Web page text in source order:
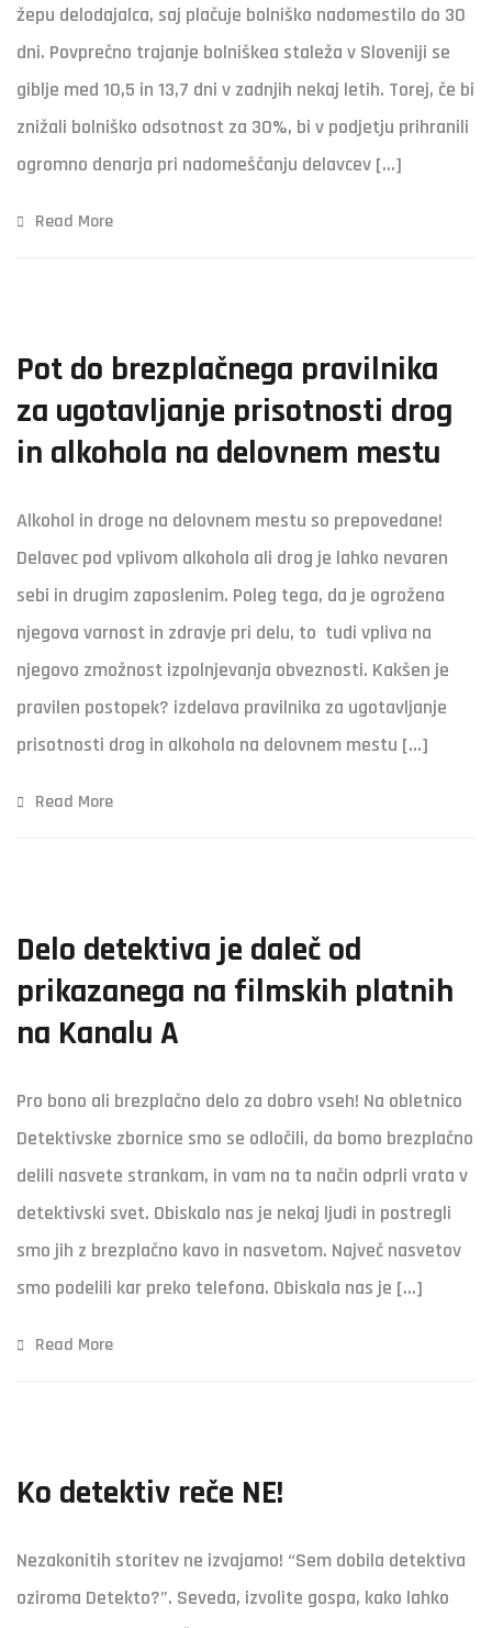
žepu delodajalca, saj plačuje bolniško nadomestilo do 30
dni. Povprečno trajanje bolniškea staleža v Sloveniji se
giblje med 10,5 in 13,7 dni v zadnjih nekaj letih. Torej, če bi
znižali bolniško odsotnost za 30%, bi v podjetju prihranili
ogromno denarja pri nadomeščanju delavcev […]
Read More
Pot do brezplačnega pravilnika
za ugotavljanje prisotnosti drog
in alkohola na delovnem mestu
Alkohol in droge na delovnem mestu so prepovedane!
Delavec pod vplivom alkohola ali drog je lahko nevaren
sebi in drugim zaposlenim. Poleg tega, da je ogrožena
njegova varnost in zdravje pri delu, to tudi vpliva na
njegovo zmožnost izpolnjevanja obveznosti. Kakšen je
pravilen postopek? izdelava pravilnika za ugotavljanje
prisotnosti drog in alkohola na delovnem mestu […]
Read More
Delo detektiva je daleč od
prikazanega na filmskih platnih
na Kanalu A
Pro bono ali brezplačno delo za dobro vseh! Na obletnico
Detektivske zbornice smo se odločili, da bomo brezplačno
delili nasvete strankam, in vam na ta način odprli vrata v
detektivski svet. Obiskalo nas je nekaj ljudi in postregli
smo jih z brezplačno kavo in nasvetom. Največ nasvetov
smo podelili kar preko telefona. Obiskala nas je […]
Read More
Ko detektiv reče NE!
Nezakonitih storitev ne izvajamo! “Sem dobila detektiva
oziroma Detekto?”. Seveda, izvolite gospa, kako lahko